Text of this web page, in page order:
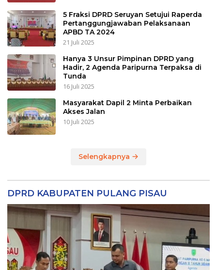
5 Fraksi DPRD Seruyan Setujui Raperda
Pertanggungjawaban Pelaksanaan
APBD TA 2024
21 Juli 2025
Hanya 3 Unsur Pimpinan DPRD yang
Hadir, 2 Agenda Paripurna Terpaksa di
Tunda
16 Juli 2025
Masyarakat Dapil 2 Minta Perbaikan
Akses Jalan
10 Juli 2025
Selengkapnya
DPRD KABUPATEN PULANG PISAU